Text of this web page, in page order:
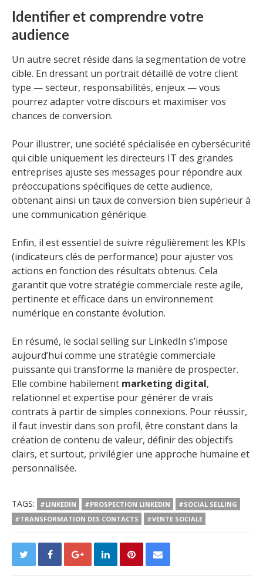
Identifier et comprendre votre
audience
Un autre secret réside dans la segmentation de votre
cible. En dressant un portrait détaillé de votre client
type — secteur, responsabilités, enjeux — vous
pourrez adapter votre discours et maximiser vos
chances de conversion.
Pour illustrer, une société spécialisée en cybersécurité
qui cible uniquement les directeurs IT des grandes
entreprises ajuste ses messages pour répondre aux
préoccupations spécifiques de cette audience,
obtenant ainsi un taux de conversion bien supérieur à
une communication générique.
Enfin, il est essentiel de suivre régulièrement les KPIs
(indicateurs clés de performance) pour ajuster vos
actions en fonction des résultats obtenus. Cela
garantit que votre stratégie commerciale reste agile,
pertinente et efficace dans un environnement
numérique en constante évolution.
En résumé, le social selling sur LinkedIn s’impose
aujourd’hui comme une stratégie commerciale
puissante qui transforme la manière de prospecter.
Elle combine habilement marketing digital,
relationnel et expertise pour générer de vrais
contrats à partir de simples connexions. Pour réussir,
il faut investir dans son profil, être constant dans la
création de contenu de valeur, définir des objectifs
clairs, et surtout, privilégier une approche humaine et
personnalisée.
TAGS: #LINKEDIN #PROSPECTION LINKEDIN
#SOCIAL SELLING
#TRANSFORMATION DES CONTACTS
#VENTE SOCIALE